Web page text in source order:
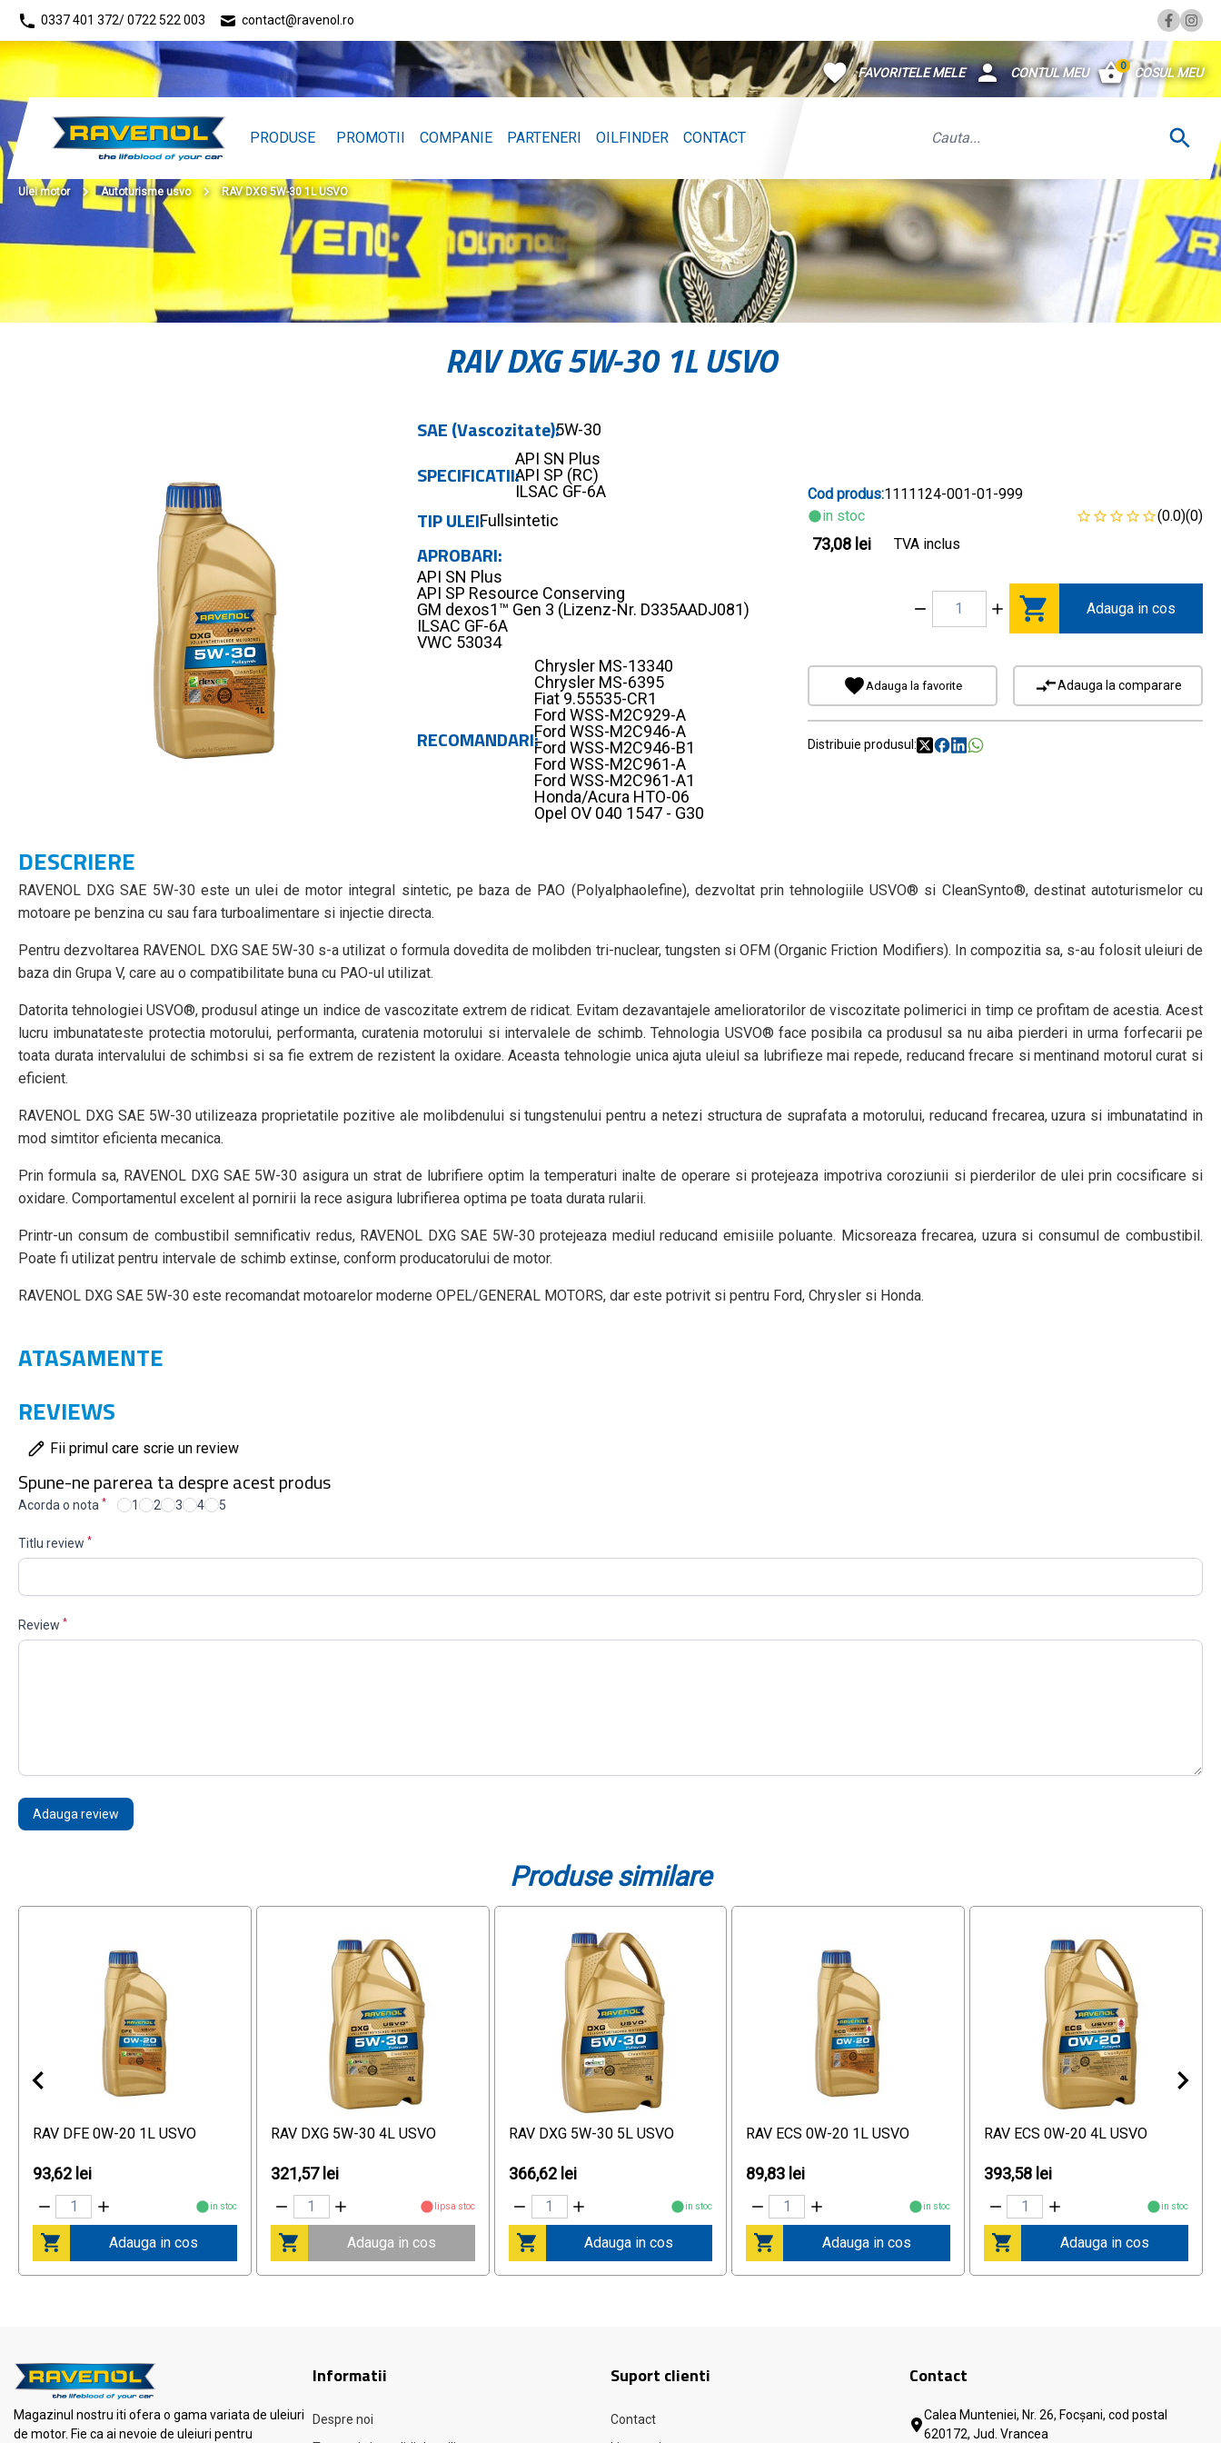
0337 401 372/ 0722 522 003 contact@ravenol.ro
FAVORITELE MELE CONTUL MEU 0 COSUL MEU
PRODUSE PROMOTII COMPANIE PARTENERI OILFINDER CONTACT
Ulei motor Autoturisme usvo RAV DXG 5W-30 1L USVO
RAV DXG 5W-30 1L USVO
SAE (Vascozitate)5W-30
SPECIFICATII
API SN Plus
API SP (RC)
ILSAC GF-6A
TIP ULEIFullsintetic
APROBARI
API SN Plus
API SP Resource Conserving
GM dexos1™ Gen 3 (Lizenz-Nr. D335AADJ081)
ILSAC GF-6A
VWC 53034
RECOMANDARI
Chrysler MS-13340
Chrysler MS-6395
Fiat 9.55535-CR1
Ford WSS-M2C929-A
Ford WSS-M2C946-A
Ford WSS-M2C946-B1
Ford WSS-M2C961-A
Ford WSS-M2C961-A1
Honda/Acura HTO-06
Opel OV 040 1547 - G30
Cod produs:1111124-001-01-999
in stoc
(0.0)(0)
73,08 lei TVA inclus
Adauga in cos
Adauga la favorite Adauga la comparare
Distribuie produsul:
DESCRIERE
RAVENOL DXG SAE 5W-30 este un ulei de motor integral sintetic, pe baza de PAO (Polyalphaolefine), dezvoltat prin tehnologiile USVO® si CleanSynto®, destinat autoturismelor cu
motoare pe benzina cu sau fara turboalimentare si injectie directa.
Pentru dezvoltarea RAVENOL DXG SAE 5W-30 s-a utilizat o formula dovedita de molibden tri-nuclear, tungsten si OFM (Organic Friction Modifiers). In compozitia sa, s-au folosit uleiuri de
baza din Grupa V, care au o compatibilitate buna cu PAO-ul utilizat.
Datorita tehnologiei USVO®, produsul atinge un indice de vascozitate extrem de ridicat. Evitam dezavantajele amelioratorilor de viscozitate polimerici in timp ce profitam de acestia. Acest
lucru imbunatateste protectia motorului, performanta, curatenia motorului si intervalele de schimb. Tehnologia USVO® face posibila ca produsul sa nu aiba pierderi in urma forfecarii pe
toata durata intervalului de schimbsi si sa fie extrem de rezistent la oxidare. Aceasta tehnologie unica ajuta uleiul sa lubrifieze mai repede, reducand frecare si mentinand motorul curat si
eficient.
RAVENOL DXG SAE 5W-30 utilizeaza proprietatile pozitive ale molibdenului si tungstenului pentru a netezi structura de suprafata a motorului, reducand frecarea, uzura si imbunatatind in
mod simtitor eficienta mecanica.
Prin formula sa, RAVENOL DXG SAE 5W-30 asigura un strat de lubrifiere optim la temperaturi inalte de operare si protejeaza impotriva coroziunii si pierderilor de ulei prin cocsificare si
oxidare. Comportamentul excelent al pornirii la rece asigura lubrifierea optima pe toata durata rularii.
Printr-un consum de combustibil semnificativ redus, RAVENOL DXG SAE 5W-30 protejeaza mediul reducand emisiile poluante. Micsoreaza frecarea, uzura si consumul de combustibil.
Poate fi utilizat pentru intervale de schimb extinse, conform producatorului de motor.
RAVENOL DXG SAE 5W-30 este recomandat motoarelor moderne OPEL/GENERAL MOTORS, dar este potrivit si pentru Ford, Chrysler si Honda.
ATASAMENTE
REVIEWS
Fii primul care scrie un review
Spune-ne parerea ta despre acest produs
Acorda o nota * 1 2 3 4 5
Titlu review *
Review *
Adauga review
Produse similare
RAV DFE 0W-20 1L USVO
93,62 lei
in stoc
Adauga in cos
RAV DXG 5W-30 4L USVO
321,57 lei
lipsa stoc
Adauga in cos
RAV DXG 5W-30 5L USVO
366,62 lei
in stoc
Adauga in cos
RAV ECS 0W-20 1L USVO
89,83 lei
in stoc
Adauga in cos
RAV ECS 0W-20 4L USVO
393,58 lei
in stoc
Adauga in cos
Magazinul nostru iti ofera o gama variata de uleiuri
de motor. Fie ca ai nevoie de uleiuri pentru
Informatii
Despre noi
Suport clienti
Contact
Contact
Calea Munteniei, Nr. 26, Focșani, cod postal
620172, Jud. Vrancea